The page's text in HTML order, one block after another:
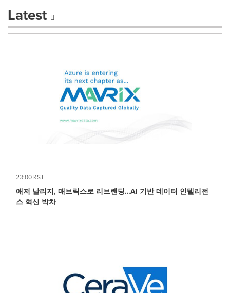
Latest
23:00 KST
애저 날리지, 매브릭스로 리브랜딩…AI 기반 데이터 인텔리전
스 혁신 박차